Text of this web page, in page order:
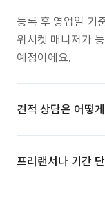
등록 후 영업일 기
위시켓 매니저가
예정이에요.
견적 상담은 어떻
프리랜서나 기간